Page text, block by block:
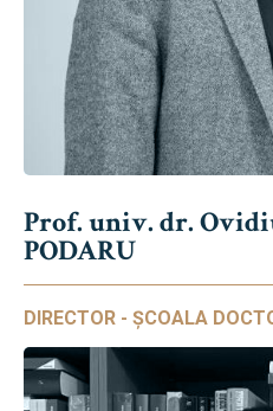
Prof. univ. dr.
PODARU
DIRECTOR - ȘCOALA